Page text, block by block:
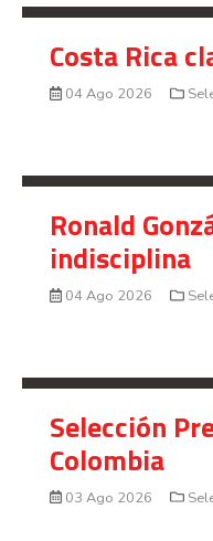
Costa Rica
04 Ago 2026
Ronald
indisciplina
04 Ago 2026
Selección
Colombia
03 Ago 2026